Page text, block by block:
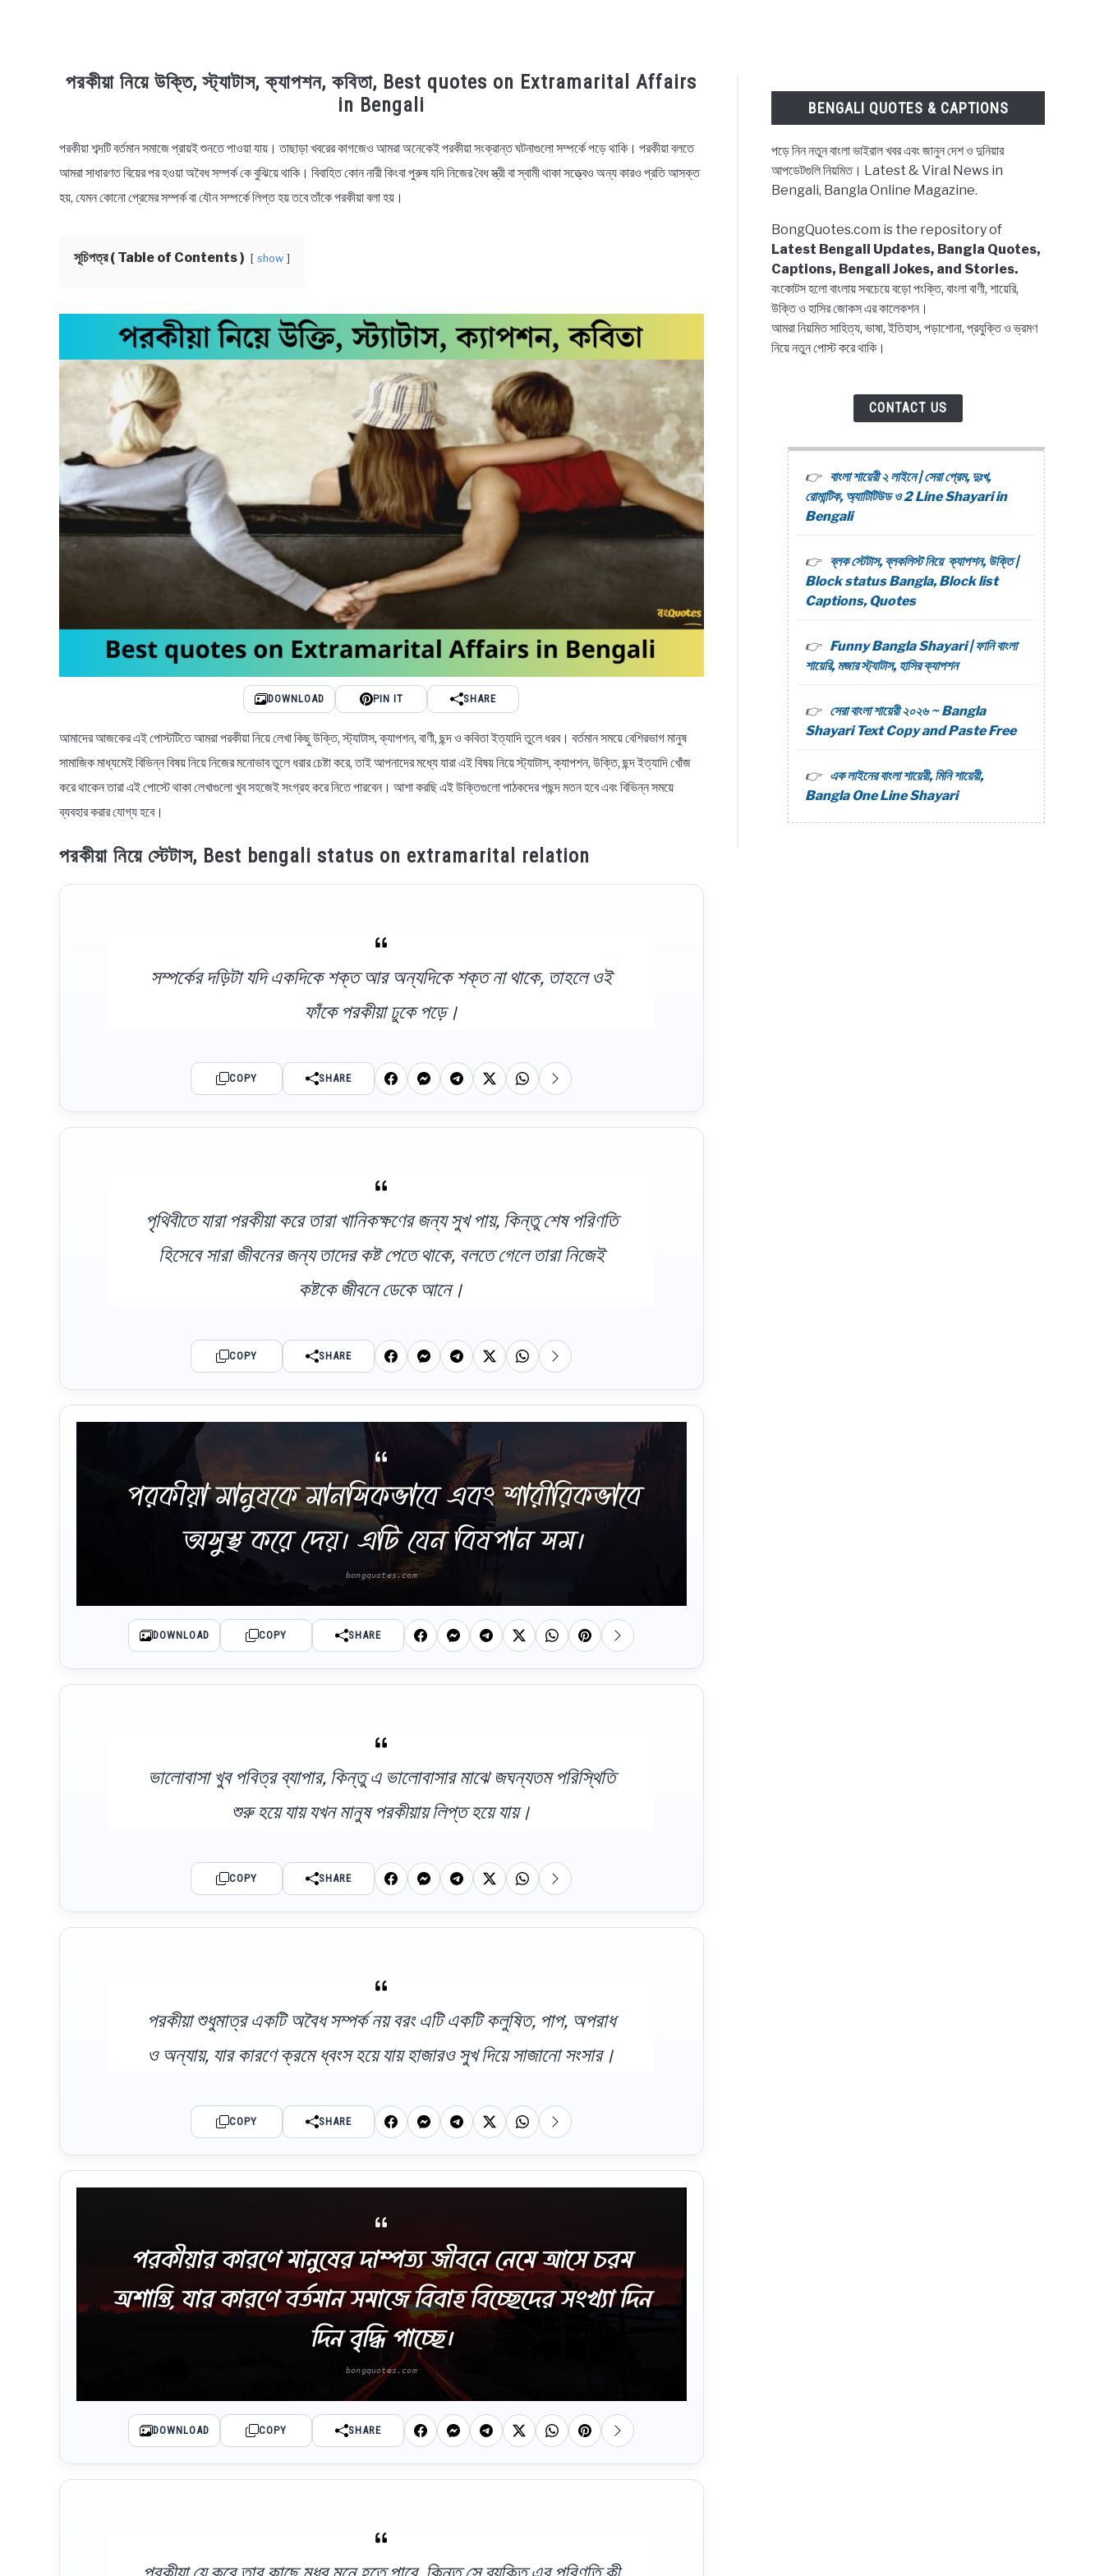
পরকীয়া নিয়ে উক্তি, স্ট্যাটাস, ক্যাপশন, কবিতা, Best quotes on Extramarital Affairs
in Bengali
in
Bengali
Status
পরকীয়া শব্দটি বর্তমান সমাজে প্রায়ই শুনতে পাওয়া যায়। তাছাড়া খবরের কাগজেও আমরা অনেকেই পরকীয়া সংক্রান্ত ঘটনাগুলো সম্পর্কে পড়ে থাকি। পরকীয়া বলতে
আমরা সাধারণত বিয়ের পর হওয়া অবৈধ সম্পর্ক কে বুঝিয়ে থাকি। বিবাহিত কোন নারী কিংবা পুরুষ যদি নিজের বৈধ স্ত্রী বা স্বামী থাকা সত্ত্বেও অন্য কারও প্রতি আসক্ত
হয়, যেমন কোনো প্রেমের সম্পর্ক বা যৌন সম্পর্কে লিপ্ত হয় তবে তাঁকে পরকীয়া বলা হয়।
সূচিপত্র ( Table of Contents ) show
DOWNLOAD PIN IT SHARE
আমাদের আজকের এই পোস্টটিতে আমরা পরকীয়া নিয়ে লেখা কিছু উক্তি, স্ট্যাটাস, ক্যাপশন, বাণী, ছন্দ ও কবিতা ইত্যাদি তুলে ধরব। বর্তমান সময়ে বেশিরভাগ মানুষ
সামাজিক মাধ্যমেই বিভিন্ন বিষয় নিয়ে নিজের মনোভাব তুলে ধরার চেষ্টা করে, তাই আপনাদের মধ্যে যারা এই বিষয় নিয়ে স্ট্যাটাস, ক্যাপশন, উক্তি, ছন্দ ইত্যাদি খোঁজ
করে থাকেন তারা এই পোস্টে থাকা লেখাগুলো খুব সহজেই সংগ্রহ করে নিতে পারবেন। আশা করছি এই উক্তিগুলো পাঠকদের পছন্দ মতন হবে এবং বিভিন্ন সময়ে
ব্যবহার করার যোগ্য হবে।
পরকীয়া নিয়ে স্টেটাস, Best bengali status on extramarital relation
সম্পর্কের দড়িটা যদি একদিকে শক্ত আর অন্যদিকে শক্ত না থাকে, তাহলে ওই
ফাঁকে পরকীয়া ঢুকে পড়ে।
COPY SHARE
পৃথিবীতে যারা পরকীয়া করে তারা খানিকক্ষণের জন্য সুখ পায়, কিন্তু শেষ পরিণতি
হিসেবে সারা জীবনের জন্য তাদের কষ্ট পেতে থাকে, বলতে গেলে তারা নিজেই
কষ্টকে জীবনে ডেকে আনে।
COPY SHARE
পরকীয়া মানুষকে মানসিকভাবে এবং শারীরিকভাবে
অসুস্থ করে দেয়। এটি যেন বিষপান সম।
DOWNLOAD COPY SHARE
ভালোবাসা খুব পবিত্র ব্যাপার, কিন্তু এ ভালোবাসার মাঝে জঘন্যতম পরিস্থিতি
শুরু হয়ে যায় যখন মানুষ পরকীয়ায় লিপ্ত হয়ে যায়।
COPY SHARE
পরকীয়া শুধুমাত্র একটি অবৈধ সম্পর্ক নয় বরং এটি একটি কলুষিত, পাপ, অপরাধ
ও অন্যায়, যার কারণে ক্রমে ধ্বংস হয়ে যায় হাজারও সুখ দিয়ে সাজানো সংসার।
COPY SHARE
পরকীয়ার কারণে মানুষের দাম্পত্য জীবনে নেমে আসে চরম
অশান্তি, যার কারণে বর্তমান সমাজে বিবাহ বিচ্ছেদের সংখ্যা দিন
দিন বৃদ্ধি পাচ্ছে।
DOWNLOAD COPY SHARE
BENGALI QUOTES & CAPTIONS
পড়ে নিন নতুন বাংলা ভাইরাল খবর এবং জানুন দেশ ও দুনিয়ার
আপডেটগুলি নিয়মিত। Latest & Viral News in
Bengali, Bangla Online Magazine.
BongQuotes.com is the repository of
Latest Bengali Updates, Bangla Quotes,
Captions, Bengali Jokes, and Stories.
বংকোটস হলো বাংলায় সবচেয়ে বড়ো পংক্তি, বাংলা বাণী, শায়েরি,
উক্তি ও হাসির জোকস এর কালেকশন।
আমরা নিয়মিত সাহিত্য, ভাষা, ইতিহাস, পড়াশোনা, প্রযুক্তি ও ভ্রমণ
নিয়ে নতুন পোস্ট করে থাকি।
CONTACT US
বাংলা শায়েরী ২ লাইনে | সেরা প্রেম, দুঃখ,
রোমান্টিক, অ্যাটিটিউড ও 2 Line Shayari in
Bengali
ব্লক স্টেটাস, ব্লকলিস্ট নিয়ে ক্যাপশন, উক্তি |
Block status Bangla, Block list
Captions, Quotes
Funny Bangla Shayari | ফানি বাংলা
শায়েরি, মজার স্ট্যাটাস, হাসির ক্যাপশন
সেরা বাংলা শায়েরী ২০২৬ ~ Bangla
Shayari Text Copy and Paste Free
এক লাইনের বাংলা শায়েরী, মিনি শায়েরী,
Bangla One Line Shayari